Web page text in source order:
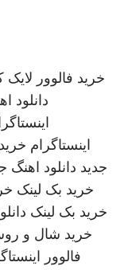
خرید فالوور لایک
دانلود
اینستاگرام
جدید دانلود اهنگ
خرید بک لینک
خرید بک لینک
خرید شال و
فالوور